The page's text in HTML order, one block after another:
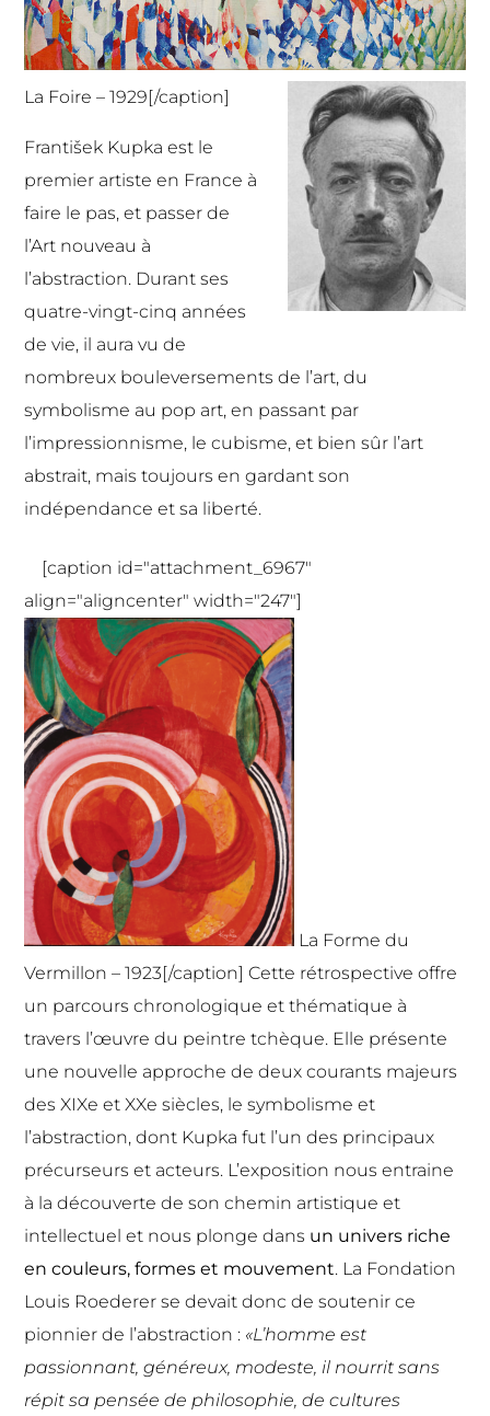
La Foire – 1929[/caption]
František Kupka est le
premier artiste en France à
faire le pas, et passer de
l’Art nouveau à
l’abstraction. Durant ses
quatre-vingt-cinq années
de vie, il aura vu de
nombreux bouleversements de l’art, du
symbolisme au pop art, en passant par
l’impressionnisme, le cubisme, et bien sûr l’art
abstrait, mais toujours en gardant son
indépendance et sa liberté.
[caption id="attachment_6967"
align="aligncenter" width="247"]
La Forme du
Vermillon – 1923[/caption] Cette rétrospective offre
un parcours chronologique et thématique à
travers l’œuvre du peintre tchèque. Elle présente
une nouvelle approche de deux courants majeurs
des XIXe et XXe siècles, le symbolisme et
l’abstraction, dont Kupka fut l’un des principaux
précurseurs et acteurs. L’exposition nous entraine
à la découverte de son chemin artistique et
intellectuel et nous plonge dans un univers riche
en couleurs, formes et mouvement. La Fondation
Louis Roederer se devait donc de soutenir ce
pionnier de l’abstraction : «L’homme est
passionnant, généreux, modeste, il nourrit sans
répit sa pensée de philosophie, de cultures